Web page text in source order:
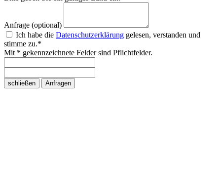
Anfrage (optional)
Ich habe die Datenschutzerklärung gelesen, verstanden und
stimme zu.*
Mit * gekennzeichnete Felder sind Pflichtfelder.
schließen Anfragen